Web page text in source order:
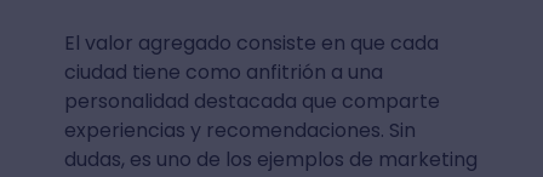
El valor agregado consiste en que cada
ciudad tiene como anfitrión a una
personalidad destacada que comparte
experiencias y recomendaciones. Sin
dudas, es uno de los ejemplos de marketing